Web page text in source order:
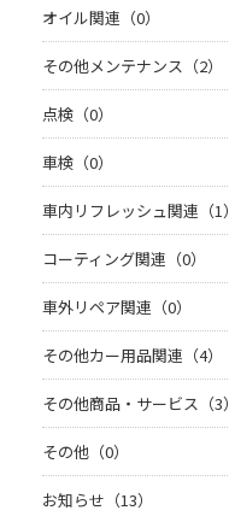
オイル関連（0）
その他メンテナンス（2）
点検（0）
車検（0）
車内リフレッシュ関連（1）
コーティング関連（0）
車外リペア関連（0）
その他カー用品関連（4）
その他商品・サービス（3）
その他（0）
お知らせ（13）